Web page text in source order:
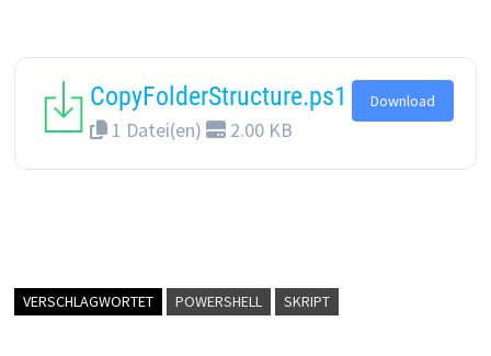
CopyFolderStructure.ps1
1 Datei(en) 2.00 KB
Download
VERSCHLAGWORTET POWERSHELL SKRIPT